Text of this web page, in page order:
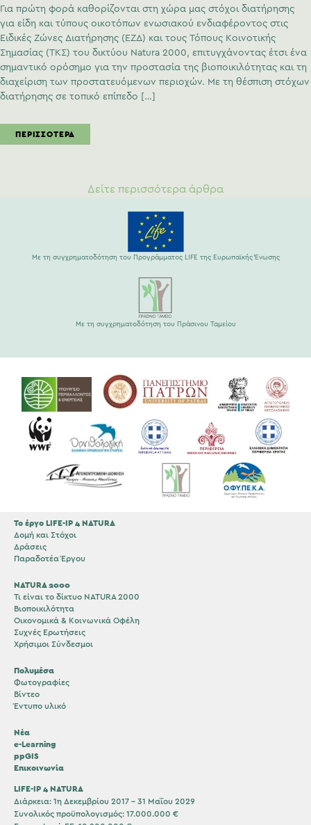
Για πρώτη φορά καθορίζονται στη χώρα μας στόχοι διατήρησης
για είδη και τύπους οικοτόπων ενωσιακού ενδιαφέροντος στις
Ειδικές Ζώνες Διατήρησης (ΕΖΔ) και τους Τόπους Κοινοτικής
Σημασίας (ΤΚΣ) του δικτύου Natura 2000, επιτυγχάνοντας έτσι ένα
σημαντικό ορόσημο για την προστασία της βιοποικιλότητας και τη
διαχείριση των προστατευόμενων περιοχών. Με τη θέσπιση στόχων
διατήρησης σε τοπικό επίπεδο […]
ΠΕΡΙΣΣΌΤΕΡΑ
Δείτε περισσότερα άρθρα
Με τη συγχρηματοδότηση του Προγράμματος LIFE της Ευρωπαϊκής Ένωσης
Με τη συγχρηματοδότηση του Πράσινου Ταμείου
Το έργο LIFE-IP 4 NATURA
Δομή και Στόχοι
Δράσεις
Παραδοτέα Έργου
NATURA 2000
Τι είναι το δίκτυο NATURA 2000
Βιοποικιλότητα
Οικονομικά & Κοινωνικά Οφέλη
Συχνές Ερωτήσεις
Χρήσιμοι Σύνδεσμοι
Πολυμέσα
Φωτογραφίες
Βίντεο
Έντυπο υλικό
Νέα
e-Learning
ppGIS
Επικοινωνία
LIFE-IP 4 NATURA
Διάρκεια: 1η Δεκεμβρίου 2017 – 31 Μαΐου 2029
Συνολικός προϋπολογισμός: 17.000.000 €